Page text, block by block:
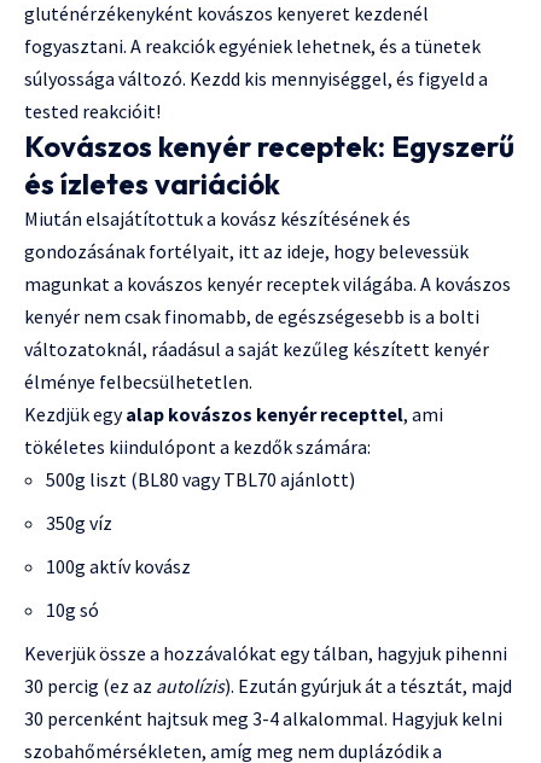
gluténérzékenyként kovászos kenyeret kezdenél
fogyasztani. A reakciók egyéniek lehetnek, és a tünetek
súlyossága változó. Kezdd kis mennyiséggel, és figyeld a
tested reakcióit!
Kovászos kenyér receptek: Egyszerű
és ízletes variációk
Miután elsajátítottuk a kovász készítésének és
gondozásának fortélyait, itt az ideje, hogy belevessük
magunkat a kovászos kenyér receptek világába. A kovászos
kenyér nem csak finomabb, de egészségesebb is a bolti
változatoknál, ráadásul a saját kezűleg készített kenyér
élménye felbecsülhetetlen.
Kezdjük egyalap kovászos kenyér recepttel, ami
tökéletes kiindulópont a kezdők számára:
500g liszt (BL80 vagy TBL70 ajánlott)
350g víz
100g aktív kovász
10g só
Keverjük össze a hozzávalókat egy tálban, hagyjuk pihenni
30 percig (ez az autolízis). Ezután gyúrjuk át a tésztát, majd
30 percenként hajtsuk meg 3-4 alkalommal. Hagyjuk kelni
szobahőmérsékleten, amíg meg nem duplázódik a